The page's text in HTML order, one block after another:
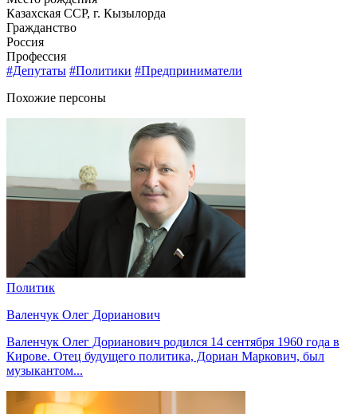
Казахская ССР, г. Кызылорда
Гражданство
Россия
Профессия
#Депутаты #Политики #Предприниматели
Похожие персоны
Политик
Валенчук Олег Дорианович
Валенчук Олег Дорианович родился 14 сентября 1960 года в
Кирове. Отец будущего политика, Дориан Маркович, был
музыкантом...